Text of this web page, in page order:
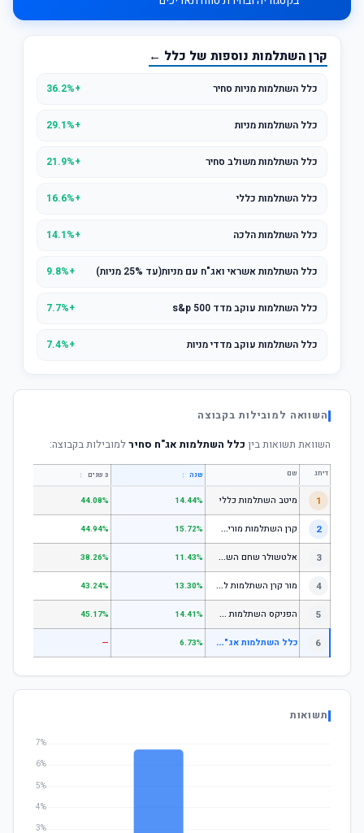
קרן השתלמות נוספות של כלל ←
כלל השתלמות מניות סחיר +36.2%
כלל השתלמות מניות +29.1%
כלל השתלמות משולב סחיר +21.9%
כלל השתלמות כללי +16.6%
כלל השתלמות הלכה +14.1%
כלל השתלמות אשראי ואג"ח עם מניות(עד 25% מניות) +9.8%
כלל השתלמות עוקב מדד s&p 500 +7.7%
כלל השתלמות עוקב מדדי מניות +7.4%
השוואה למובילות בקבוצה
השוואת תשואות בין כלל השתלמות אג"ח סחירלמובילות בקבוצה:
דירוג שם שנה ↕ 3 שנים ↕
1 מיטב השתלמות כללי 14.44%
44.08%
2 ק
רן השתלמות מורים וגננות המסלול הרגיל - מסלול כללי 15.72%
44.94%
3 א
לטשולר שחם השתלמות כללי 11.43%
38.26%
4 מ
ור קרן השתלמות לשכירים ולעצמאים - כללי 13.30%
43.24%
5 ה
פניקס השתלמות כללי 14.41%
45.17%
6 כ
לל השתלמות אג"ח סחיר 6.73%
—
תשואות